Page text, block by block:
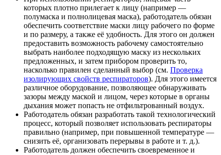
которых плотно прилегает к лицу (например —
полумаска и полнолицевая маска), работодатель обязан
обеспечить соответствие маски лицу рабочего по форме
и по размеру, а также её удобность. Для этого он должен
предоставить возможность рабочему самостоятельно
выбрать наиболее подходящую маску из нескольких
предложенных, и затем прибором проверить то,
насколько правилен сделанный выбор (см. Проверка
изолирующих свойств респираторов). Для этого имеется
различное оборудование, позволяющее обнаруживать
зазоры между маской и лицом, через которые в органы
дыхания может попасть не отфильтрованный воздух.
Работодатель обязан разработать такой технологический
процесс, который позволяет использовать респираторы
правильно (например, при повышенной температуре —
снизить её, организовать перерывы в работе и т. д.).
Работодатель должен обеспечить своевременное и